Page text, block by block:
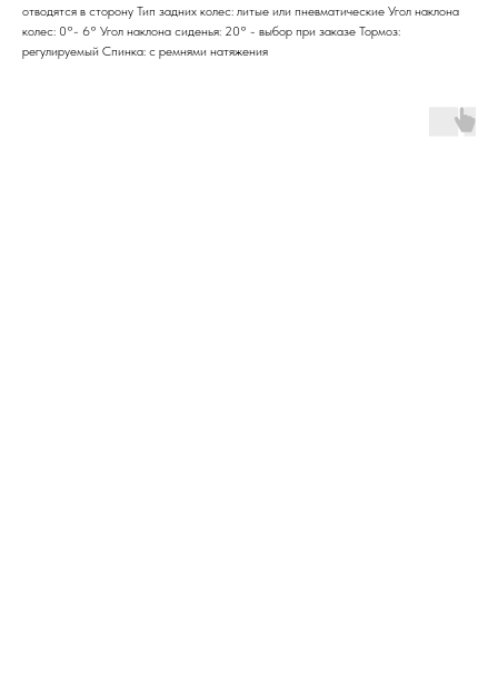
отводятся в сторону Тип задних колес: литые или пневматические Угол наклона
колес: 0°- 6° Угол наклона сиденья: 20° - выбор при заказе Тормоз:
регулируемый Спинка: с ремнями натяжения